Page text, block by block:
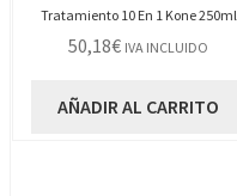
Tratamiento 10 En 1 Kone 250ml
50,18€ IVA INCLUIDO
AÑADIR AL CARRITO